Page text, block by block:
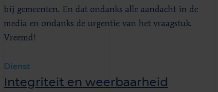
bij gemeenten. En dat ondanks alle aandacht in de
media en ondanks de urgentie van het vraagstuk.
Vreemd!
Dienst
Integriteit en weerbaarheid